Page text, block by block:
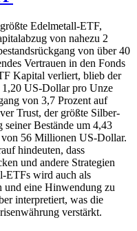
Edelmetall-ETF,
von nahezu 2
von über 40
Vertrauen in den Fonds
Kapital verliert, blieb der
US-Dollar pro Unze
von 3,7 Prozent auf
Trust, der größte Silber-
seiner Bestände um 4,43
von 56 Millionen US-Dollar.
hindeuten, dass
und andere Strategien
ETFs wird auch als
und eine Hinwendung zu
interpretiert, was die
verstärkt.